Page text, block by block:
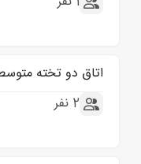
اتاق دو تخته
2 نفر